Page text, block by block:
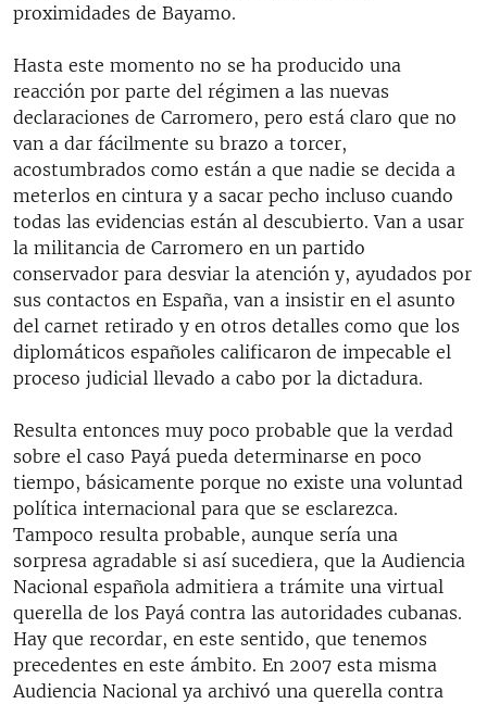
proximidades de Bayamo.
Hasta este momento no se ha producido una
reacción por parte del régimen a las nuevas
declaraciones de Carromero, pero está claro que no
van a dar fácilmente su brazo a torcer,
acostumbrados como están a que nadie se decida a
meterlos en cintura y a sacar pecho incluso cuando
todas las evidencias están al descubierto. Van a usar
la militancia de Carromero en un partido
conservador para desviar la atención y, ayudados por
sus contactos en España, van a insistir en el asunto
del carnet retirado y en otros detalles como que los
diplomáticos españoles calificaron de impecable el
proceso judicial llevado a cabo por la dictadura.
Resulta entonces muy poco probable que la verdad
sobre el caso Payá pueda determinarse en poco
tiempo, básicamente porque no existe una voluntad
política internacional para que se esclarezca.
Tampoco resulta probable, aunque sería una
sorpresa agradable si así sucediera, que la Audiencia
Nacional española admitiera a trámite una virtual
querella de los Payá contra las autoridades cubanas.
Hay que recordar, en este sentido, que tenemos
precedentes en este ámbito. En 2007 esta misma
Audiencia Nacional ya archivó una querella contra